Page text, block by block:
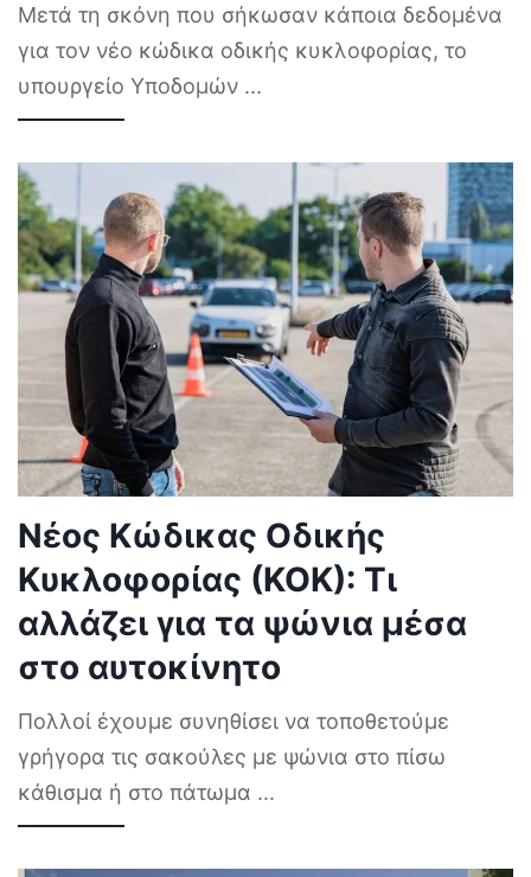
Μετά τη σκόνη που σήκωσαν κάποια δεδομένα
για τον νέο κώδικα οδικής κυκλοφορίας, το
υπουργείο Υποδομών ...
Νέος Κώδικας Οδικής
Κυκλοφορίας (ΚΟΚ): Τι
αλλάζει για τα ψώνια μέσα
στο αυτοκίνητο
Πολλοί έχουμε συνηθίσει να τοποθετούμε
γρήγορα τις σακούλες με ψώνια στο πίσω
κάθισμα ή στο πάτωμα ...